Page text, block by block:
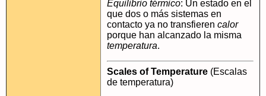
Equilibrio térmico: Un estado en el
que dos o más sistemas en
contacto ya no transfieren calor
porque han alcanzado la misma
temperatura.
Scales of Temperature (Escalas
de temperatura)